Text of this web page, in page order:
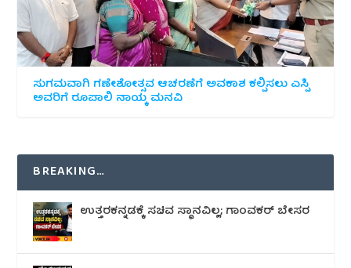
ಸುಗಮವಾಗಿ ಗಣೇಶೋತ್ಸವ ಆಚರಣೆಗೆ ಅವಕಾಶ ಕಲ್ಪಿಸಲು ಎಸ್ಪಿ
ಅವರಿಗೆ ರೂಪಾಲಿ ನಾಯ್ಕ ಮನವಿ
BREAKING…
ಉತ್ತರಕನ್ನಡಕ್ಕೆ ಸಚಿವ ಸ್ಥಾನವಿಲ್ಲ; ಗಾಂವಕರ್ ಬೇಸರ